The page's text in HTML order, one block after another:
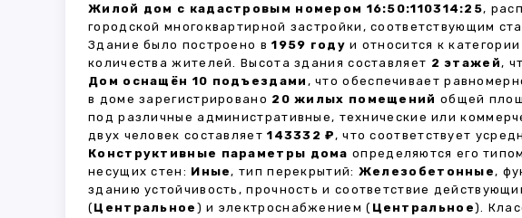
Жилой дом с кадастровым номером 16:50:110314:25,
городской многоквартирной застройки, соответствующим
Здание было построено в1959 году и относится к
количества жителей. Высота здания составляет 2 этажей,
Дом оснащён 10 подъездами , что обеспечивает
в доме зарегистрировано 20 жилых помещений общей
под различные административные, технические или
двух человек составляет143332 ₽, что соответствует
Конструктивные параметры дома определяются его
несущих стен: Иные, тип перекрытий: Железобетонные,
зданию устойчивость, прочность и соответствие
(Центральное ) и электроснабжением ( Центральное).